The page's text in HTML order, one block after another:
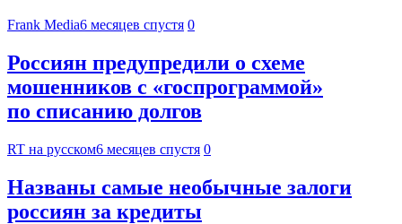
Frank Media6 месяцев спустя 0
Россиян предупредили о схеме
мошенников с «госпрограммой»
по списанию долгов
RT на русском6 месяцев спустя 0
Названы самые необычные залоги
россиян за кредиты